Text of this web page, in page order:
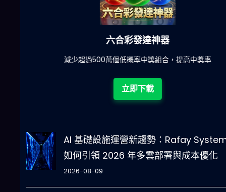
六合彩發達神器
減少超過500萬個低概率中獎組合，提高中獎率
立即下載
AI 基礎設施運營新趨勢：Rafay
如何引領 2026 年多雲部署與成本優化
2026-08-09